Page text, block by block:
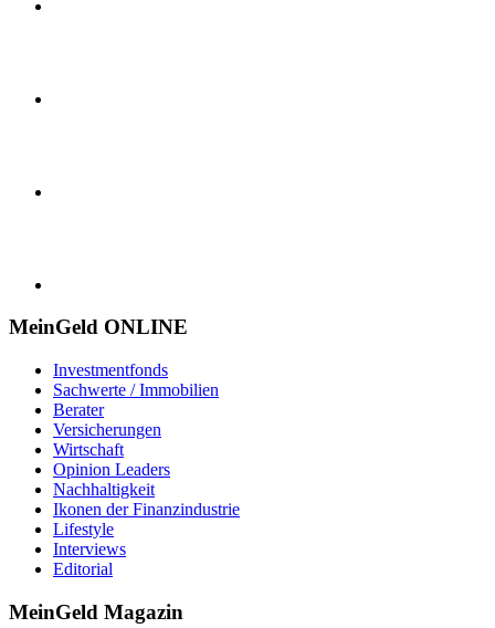
MeinGeld ONLINE
Investmentfonds
Sachwerte / Immobilien
Berater
Versicherungen
Wirtschaft
Opinion Leaders
Nachhaltigkeit
Ikonen der Finanzindustrie
Lifestyle
Interviews
Editorial
MeinGeld Magazin